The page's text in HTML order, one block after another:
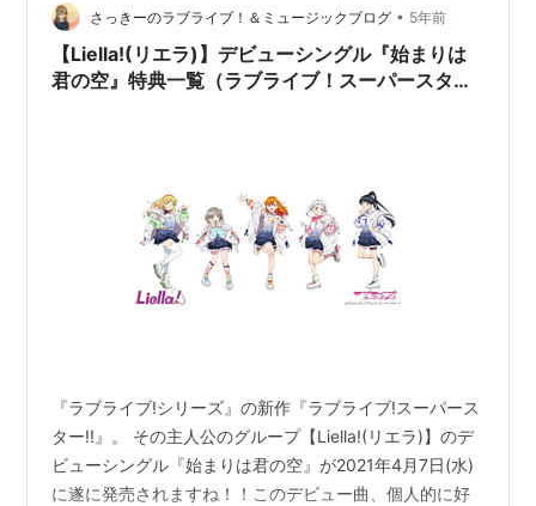
さっきーのラブライブ！＆ミュージックブログ • 5年前
【Liella!(リエラ)】デビューシングル『始まりは
君の空』特典一覧（ラブライブ！スーパースタ
『ラブライブ!シリーズ』の新作『ラブライブ!スーパース
ター!!』。 その主人公のグループ【Liella!(リエラ)】のデ
ビューシングル『始まりは君の空』が2021年4月7日(水)
に遂に発売されますね！！このデビュー曲、個人的に好